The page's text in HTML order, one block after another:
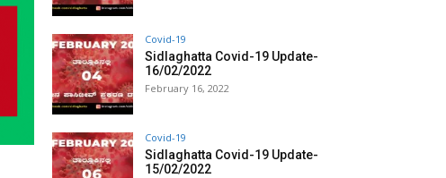
Covid-19
Sidlaghatta Covid-19 Update-
16/02/2022
February 16, 2022
Covid-19
Sidlaghatta Covid-19 Update-
15/02/2022